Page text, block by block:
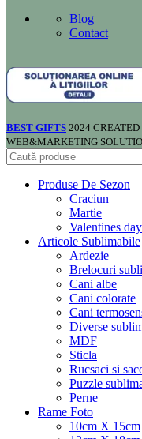
Blog
Contact
BEST GIFTS 2024
WEB&MARKETING
Produse De Sezon
Craciun
Martie
Valentines day
Articole Sublimabile
Ardezie
Brelocuri
Cani albe
Cani colorate
Cani
Diverse
MDF
Sticla
Rucsaci si
Puzzle
Perne
Rame Foto
10cm X 15cm